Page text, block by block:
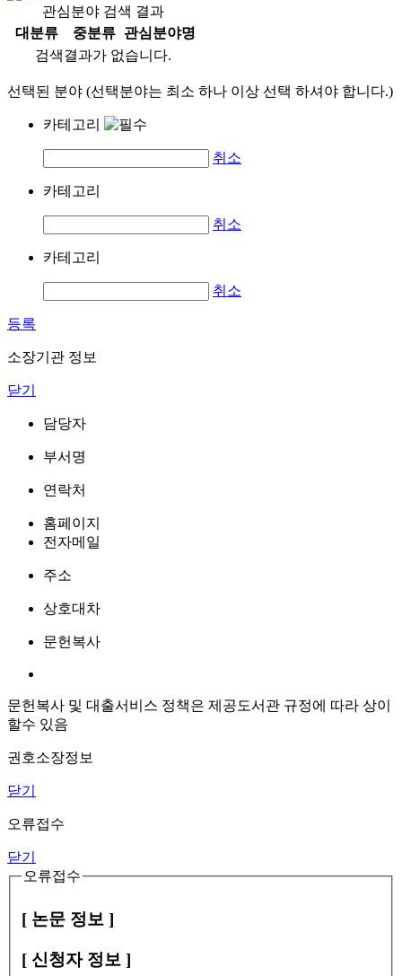
관심분야 검색 결과
대분류
중분류
관심분야명
검색결과가 없습니다.
선택된 분야 (선택분야는 최소 하나 이상 선택 하셔야 합니다.)
카테고리
취소
카테고리
취소
카테고리
취소
등록
소장기관 정보
닫기
담당자
부서명
연락처
홈페이지
전자메일
주소
상호대차
문헌복사
문헌복사 및 대출서비스 정책은 제공도서관 규정에 따라 상이
할수 있음
권호소장정보
닫기
오류접수
닫기
오류접수
[ 논문 정보 ]
[ 신청자 정보 ]